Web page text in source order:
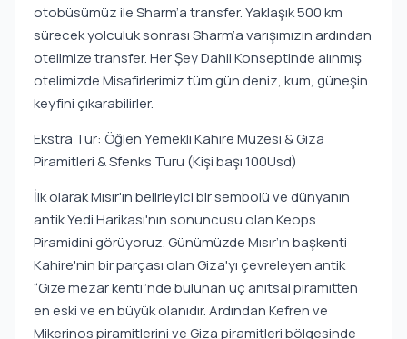
otobüsümüz ile Sharm’a transfer. Yaklaşık 500 km
sürecek yolculuk sonrası Sharm’a varışımızın ardından
otelimize transfer. Her Şey Dahil Konseptinde alınmış
otelimizde Misafirlerimiz tüm gün deniz, kum, güneşin
keyfini çıkarabilirler.
Ekstra Tur: Öğlen Yemekli Kahire Müzesi & Giza
Piramitleri & Sfenks Turu (Kişi başı 100Usd)
İlk olarak Mısır'ın belirleyici bir sembolü ve dünyanın
antik Yedi Harikası'nın sonuncusu olan Keops
Piramidini görüyoruz. Günümüzde Mısır’ın başkenti
Kahire'nin bir parçası olan Giza'yı çevreleyen antik
“Gize mezar kenti”nde bulunan üç anıtsal piramitten
en eski ve en büyük olanıdır. Ardından Kefren ve
Mikerinos piramitlerini ve Giza piramitleri bölgesinde